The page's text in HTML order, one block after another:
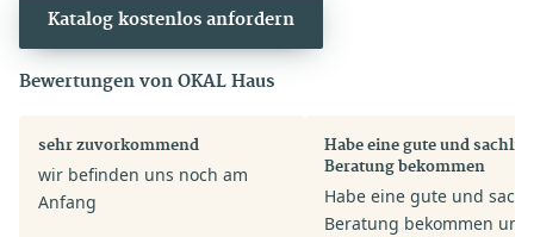
Katalog kostenlos anfordern
Bewertungen von OKAL Haus
sehr zuvorkommend
wir befinden uns noch am
Anfang
Habe eine gute und
Beratung bekommen
Habe eine gute und
Beratung bekommen um